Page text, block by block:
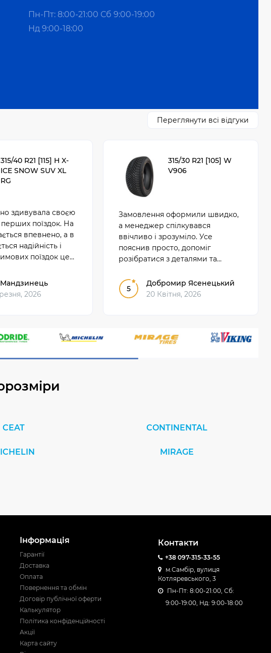
Пн-Пт: 8:00-21:00 Сб 9:00-19:00
Нд 9:00-18:00
Переглянути всі відгуки
315/40 R21 [115] H X-
ICE SNOW SUV XL
RG
здивувала своєю
поїздок. На
впевнено, а в
надійність і
поїздок це
2026
315/30 R21 [105] W
V906
Замовлення оформили швидко,
а менеджер спілкувався
ввічливо і зрозуміло. Усе
пояснив просто, допоміг
розібратися з деталями та
такого сервісу залишилося дуже
добре враження.
5
Добромир Ясенецький
20 Квітня, 2026
CEAT CONTINENTAL
MIRAGE
Інформація
Гарантії
Доставка
Оплата
Повернення та обмін
Договір публічної оферти
Калькулятор
Політика конфіденційності
Акції
Карта сайту
Контакти
+38 097-315-33-55
м.Самбір, вулиця
Котляревського, 3
Пн-Пт: 8:00-21:00, Сб:
9:00-19:00, Нд: 9:00-18:00